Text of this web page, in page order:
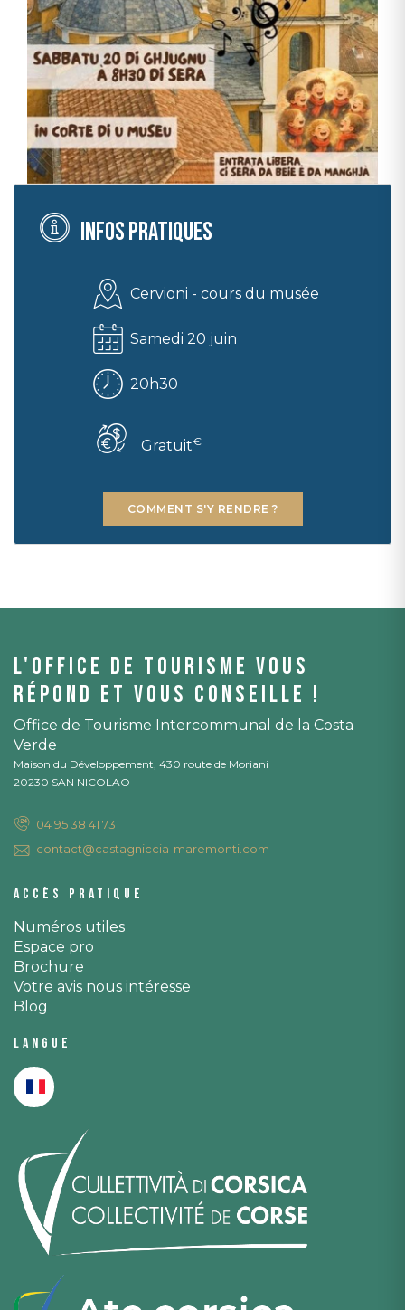
Infos pratiques
Cervioni - cours du musée
Samedi 20 juin
20h30
Gratuit€
COMMENT S'Y RENDRE ?
L'office de tourisme vous
répond et vous conseille !
Office de Tourisme Intercommunal de la Costa
Verde
Maison du Développement, 430 route de Moriani
20230 SAN NICOLAO
04 95 38 41 73
contact@castagniccia-maremonti.com
Accès pratique
Numéros utiles
Espace pro
Brochure
Votre avis nous intéresse
Blog
Langue